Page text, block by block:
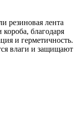
резиновая лента
благодаря
и герметичность.
влаги и защищают